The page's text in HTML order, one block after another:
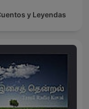
y Leyendas